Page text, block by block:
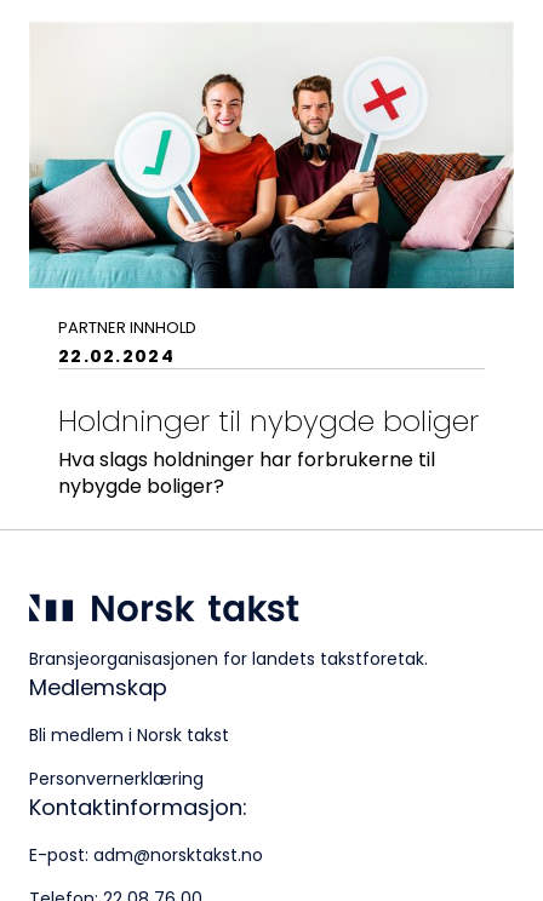
PARTNER INNHOLD
22.02.2024
Holdninger til nybygde boliger
Hva slags holdninger har forbrukerne til
nybygde boliger?
Bransjeorganisasjonen for landets takstforetak.
Medlemskap
Bli medlem i Norsk takst
Personvernerklæring
Kontaktinformasjon:
E-post: adm@norsktakst.no